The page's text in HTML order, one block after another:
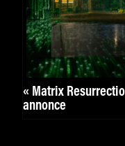
« Matrix
annonce